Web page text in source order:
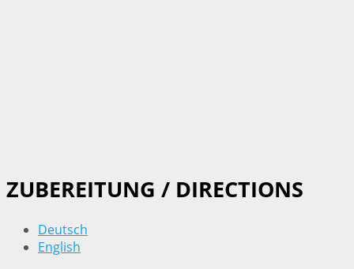
ZUBEREITUNG / DIRECTIONS
Deutsch
English